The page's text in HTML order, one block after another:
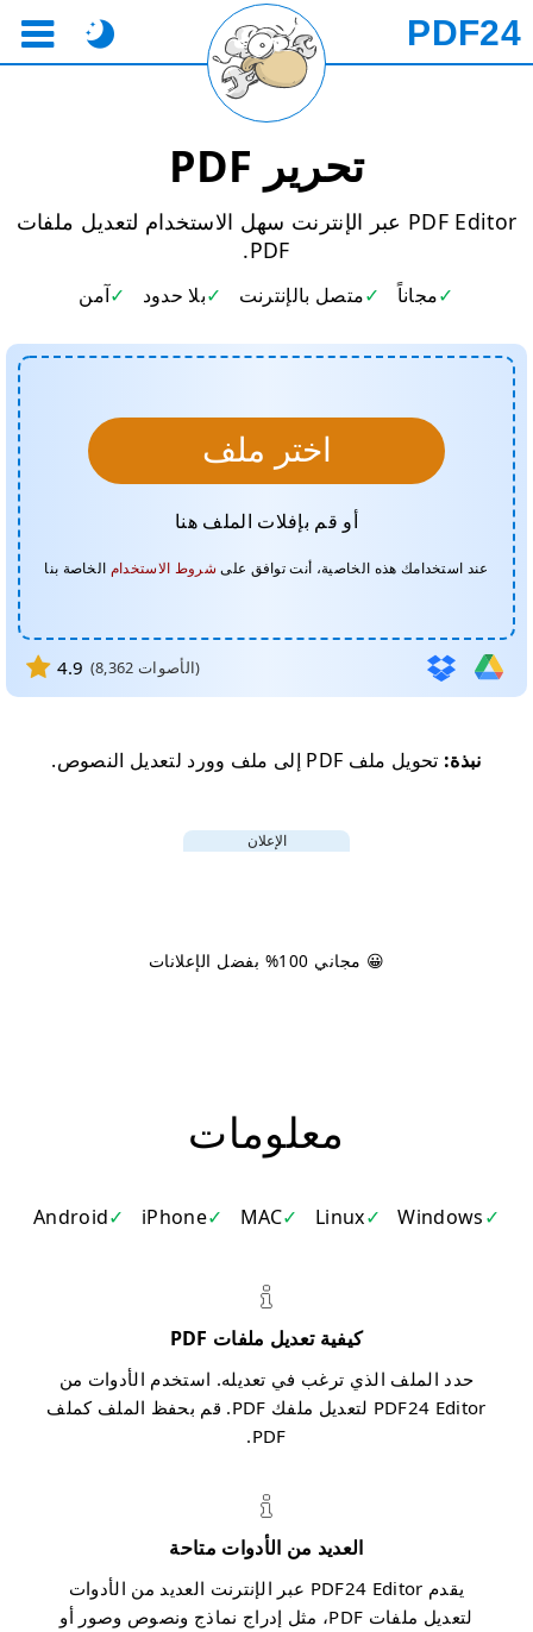
PDF24
تحرير PDF
PDF Editor عبر الإنترنت سهل الاستخدام لتعديل ملفات
PDF.
مجاناً متصل بالإنترنت بلا حدود آمن
اختر ملف
أو قم بإفلات الملف هنا
عند استخدامك هذه الخاصية، أنت توافق على شروط الاستخدام الخاصة بنا
4.9 (8,362 الأصوات)
نبذة: تحويل ملف PDF إلى ملف وورد لتعديل النصوص.
الإعلان
😀 مجاني 100% بفضل الإعلانات
معلومات
Windows
Linux
MAC
iPhone
Android
كيفية تعديل ملفات PDF
حدد الملف الذي ترغب في تعديله. استخدم الأدوات من
PDF24 Editor لتعديل ملفك PDF. قم بحفظ الملف كملف
PDF.
العديد من الأدوات متاحة
يقدم PDF24 Editor عبر الإنترنت العديد من الأدوات
لتعديل ملفات PDF، مثل إدراج نماذج ونصوص وصور أو